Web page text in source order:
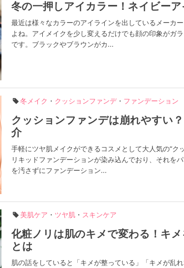
冬の一押しアイカラー！ネイビー
最近は様々なカラーのアイラインを出しているメーカ
よね。アイメイクを少し変えるだけでも顔の印象がガ
です。ブラックやブラウンがカ...
冬メイク ・ クッションファンデ・ ファンデーション
クッションファンデは崩れやすい
介
手軽にツヤ肌メイクができるコスメとして大人気の“ク
リキッドファンデーションが染み込んでおり、それを
を汚さずにファンデーション...
美肌ケア ・ ツヤ肌 ・ スキンケア
化粧ノリは肌のキメで変わる！キ
とは
肌の話をしていると「キメが整っている」「キメが乱